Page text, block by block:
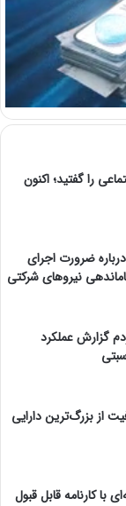
را گفتید؛ اکنون
ضرورت اجرای
نیروهای شرکتی
گزارش عملکرد
از بزرگ‌ترین دارایی
با کارنامه قابل قبول